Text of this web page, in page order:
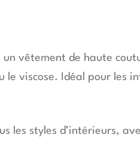
vêtement de haute
viscose. Idéal pour les
les styles d’intérieurs,